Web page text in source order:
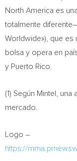
North America es
totalmente
Worldwide»), que
bolsa y opera en
y Puerto Rico
(1) Según Mintel,
mercado.
Logo –
https://